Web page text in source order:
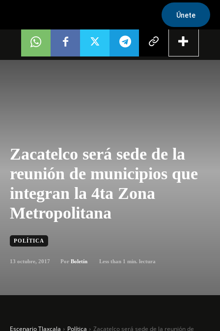
Únete
Zacatelco será sede de la
reunión de municipios que
integran la 4ta Zona
Metropolitana
POLÍTICA
13 octubre, 2017 Por Boletín Less than 1 min. lectura
Escenario Tlaxcala Política
Zacatelco será sede de la reunión de